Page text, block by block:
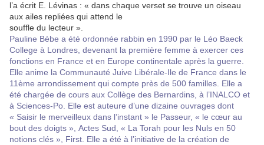
l’a écrit E. Lévinas : « dans chaque verset se trouve un oiseau
aux ailes repliées qui attend le
souffle du lecteur ».
Pauline Bèbe a été ordonnée rabbin en 1990 par le Léo Baeck
College à Londres, devenant la première femme à exercer ces
fonctions en France et en Europe continentale après la guerre.
Elle anime la Communauté Juive Libérale-Ile de France dans le
11ème arrondissement qui compte près de 500 familles. Elle a
été chargée de cours aux Collège des Bernardins, à l’INALCO et
à Sciences-Po. Elle est auteure d’une dizaine ouvrages dont
« Saisir le merveilleux dans l’instant » le Passeur, « le cœur au
bout des doigts », Actes Sud, « La Torah pour les Nuls en 50
notions clés », First. Elle a été à l’initiative de la création de